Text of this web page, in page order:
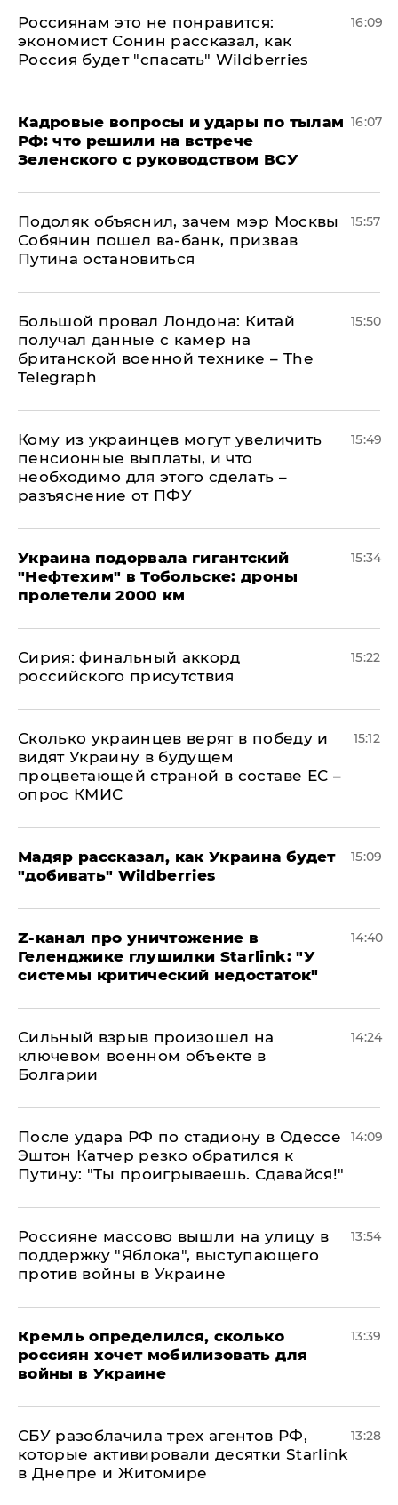
Россиянам это не понравится:
экономист Сонин рассказал, как
Россия будет "спасать" Wildberries
16:09
Кадровые вопросы и удары по тылам
РФ: что решили на встрече
Зеленского с руководством ВСУ
16:07
Подоляк объяснил, зачем мэр Москвы
Собянин пошел ва-банк, призвав
Путина остановиться
15:57
Большой провал Лондона: Китай
получал данные с камер на
британской военной технике – The
Telegraph
15:50
Кому из украинцев могут увеличить
пенсионные выплаты, и что
необходимо для этого сделать –
разъяснение от ПФУ
15:49
Украина подорвала гигантский
"Нефтехим" в Тобольске: дроны
пролетели 2000 км
15:34
​Сирия: финальный аккорд
российского присутствия
15:22
Сколько украинцев верят в победу и
видят Украину в будущем
процветающей страной в составе ЕС –
опрос КМИС
15:12
Мадяр рассказал, как Украина будет
"добивать" Wildberries
15:09
Z-канал про уничтожение в
Геленджике глушилки Starlink: "У
системы критический недостаток"
14:40
Сильный взрыв произошел на
ключевом военном объекте в
Болгарии
14:24
После удара РФ по стадиону в Одессе
Эштон Катчер резко обратился к
Путину: "Ты проигрываешь. Сдавайся!"
14:09
Россияне массово вышли на улицу в
поддержку "Яблока", выступающего
против войны в Украине
13:54
Кремль определился, сколько
россиян хочет мобилизовать для
войны в Украине
13:39
СБУ разоблачила трех агентов РФ,
которые активировали десятки Starlink
в Днепре и Житомире
13:28